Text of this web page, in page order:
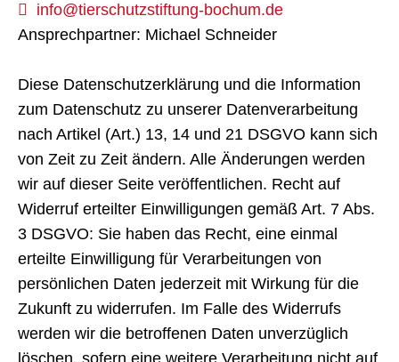
info@tierschutzstiftung-bochum.de
Ansprechpartner: Michael Schneider
Diese Datenschutzerklärung und die Information
zum Datenschutz zu unserer Datenverarbeitung
nach Artikel (Art.) 13, 14 und 21 DSGVO kann sich
von Zeit zu Zeit ändern. Alle Änderungen werden
wir auf dieser Seite veröffentlichen. Recht auf
Widerruf erteilter Einwilligungen gemäß Art. 7 Abs.
3 DSGVO: Sie haben das Recht, eine einmal
erteilte Einwilligung für Verarbeitungen von
persönlichen Daten jederzeit mit Wirkung für die
Zukunft zu widerrufen. Im Falle des Widerrufs
werden wir die betroffenen Daten unverzüglich
löschen, sofern eine weitere Verarbeitung nicht auf